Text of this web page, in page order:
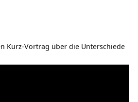
Kurz-Vortrag über die Unterschiede